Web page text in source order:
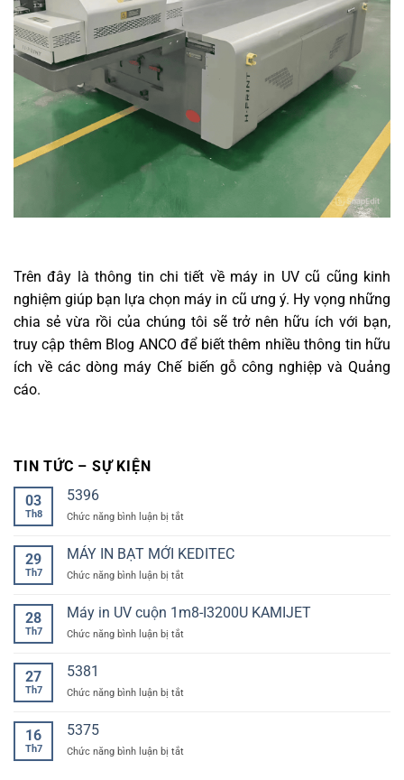
TIN TỨC – SỰ KIỆN
03
Th8
5396
Chức năng bình luận bị tắtở
29
Th7
MÁY IN BẠT MỚI KEDITEC
Chức năng bình luận bị tắtở
BẠT
MỚI
28
Th7
Máy in UV cuộn 1m8-I3200U KAMIJET
Chức năng bình luận bị tắtở
cuộn
27
Th7
5381
Chức năng bình luận bị tắtở
16
Th7
5375
Chức năng bình luận bị tắtở
Trên đây là thông tin chi tiết về máy in UV cũ cũng kinh
nghiệm giúp bạn lựa chọn máy in cũ ưng ý. Hy vọng những
chia sẻ vừa rồi của chúng tôi sẽ trở nên hữu ích với bạn,
truy cập thêm Blog ANCO để biết thêm nhiều thông tin hữu
ích về các dòng máy Chế biến gỗ công nghiệp và Quảng
cáo.